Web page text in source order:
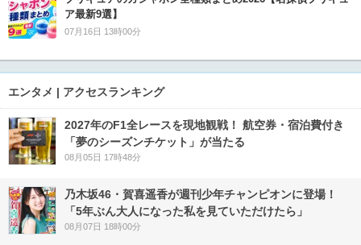
ア最新9選】
07月16日 13時00分
エンタメ | アクセスランキング
2027年のF1全レースを現地観戦！ 航空券・宿泊費付き
「夢のシーズンチケット」が当たる
08月05日 17時48分
乃木坂46・賀喜遥香が週刊少年チャンピオンに登場！
「5年ぶん大人になった私を見ていただけたら」
08月07日 18時00分